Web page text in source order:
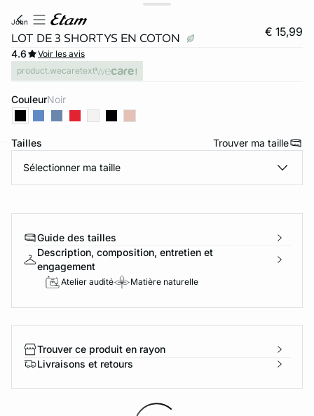
john
LOT DE 3 SHORTYS EN COTON € 15,99
4.6
Voir les avis
product.wecaretext
Couleur noir
Tailles Trouver ma taille
Sélectionner ma taille
Guide des tailles
Description, composition, entretien et
engagement
Atelier audité Matière naturelle
Trouver ce produit en rayon
Livraisons et retours